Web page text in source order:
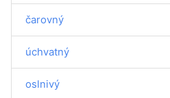
čarovný
úchvatný
oslnivý